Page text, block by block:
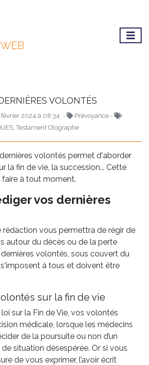
VOLONTÉS
2024 à 08:34 -
Prévoyance -
Testament Olographe
volontés permet d'aborder
la fin de vie, la succession... Cette
à tout moment.
vos dernières
rédaction vous permettra de régir de
autour du décès ou de la perte
volontés, sous couvert du
à tous et doivent être
sur la fin de vie
sur la Fin de Vie, vos volontés
médicale, lorsque les médecins
de la poursuite ou non d’un
situation désespérée. Or si vous
de vous exprimer, l’avoir écrit